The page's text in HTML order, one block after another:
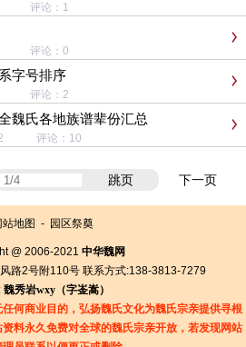
评论：1
评论：0
字号排序
评论：2
魏氏各地族谱辈份汇总
评论：10
跳页 下一页
站地图 - 园区祭奠
@ 2006-2021 中华魏网
路2号附110号 联系方式:138-3813-7279
魏秀岩wxy（字崟嵩）
何商业目的，弘扬魏氏文化为魏氏宗亲提供寻根
料永久免费对全球的魏氏宗亲开放，若发现网站